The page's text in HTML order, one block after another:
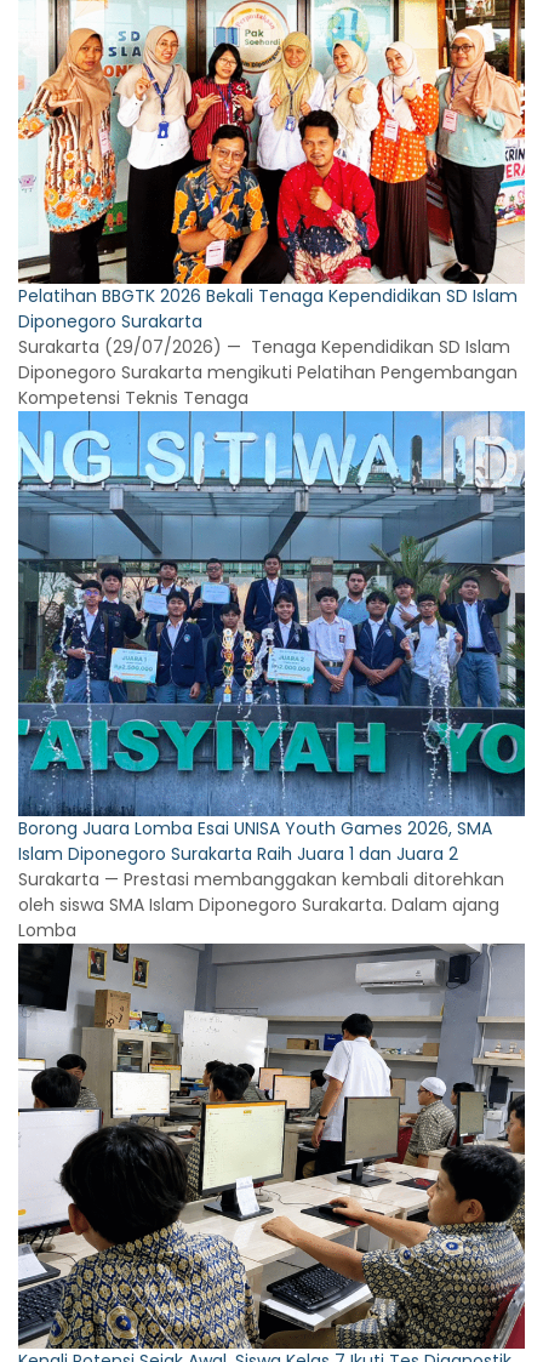
Pelatihan BBGTK 2026 Bekali Tenaga Kependidikan SD Islam
Diponegoro Surakarta
Surakarta (29/07/2026) — Tenaga Kependidikan SD Islam
Diponegoro Surakarta mengikuti Pelatihan Pengembangan
Kompetensi Teknis Tenaga
Borong Juara Lomba Esai UNISA Youth Games 2026, SMA
Islam Diponegoro Surakarta Raih Juara 1 dan Juara 2
Surakarta — Prestasi membanggakan kembali ditorehkan
oleh siswa SMA Islam Diponegoro Surakarta. Dalam ajang
Lomba